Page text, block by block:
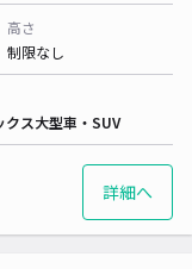
高さ
制限なし
クス大型車・SUV
詳細へ